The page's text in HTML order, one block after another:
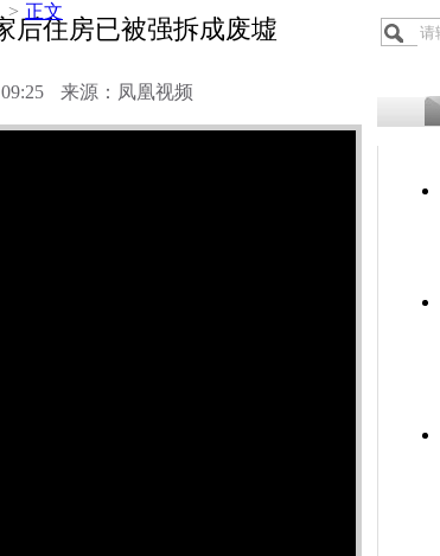
> 正文
后住房已被强拆成废墟
来源：凤凰视频